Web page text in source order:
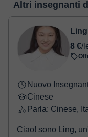
conoscerla: Vedere
realizzare il
- Carta di credito/debito.
- Paypal.
Una volta che hai
conferma della
Altri insegnanti
Ling
8 €/
Nuovo
Cinese
Parla: Cinese,
Ciao! sono Ling,